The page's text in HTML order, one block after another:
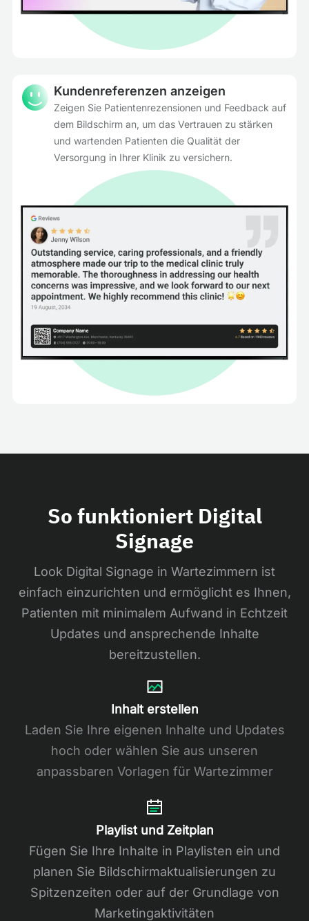
Kundenreferenzen anzeigen
Zeigen Sie Patientenrezensionen und Feedback auf
dem Bildschirm an, um das Vertrauen zu stärken
und wartenden Patienten die Qualität der
Versorgung in Ihrer Klinik zu versichern.
So funktioniert Digital
Signage
Look Digital Signage in Wartezimmern ist
einfach einzurichten und ermöglicht es Ihnen,
Patienten mit minimalem Aufwand in Echtzeit
Updates und ansprechende Inhalte
bereitzustellen.
Inhalt erstellen
Laden Sie Ihre eigenen Inhalte und Updates
hoch oder wählen Sie aus unseren
anpassbaren Vorlagen für Wartezimmer
Playlist und Zeitplan
Fügen Sie Ihre Inhalte in Playlisten ein und
planen Sie Bildschirmaktualisierungen zu
Spitzenzeiten oder auf der Grundlage von
Marketingaktivitäten